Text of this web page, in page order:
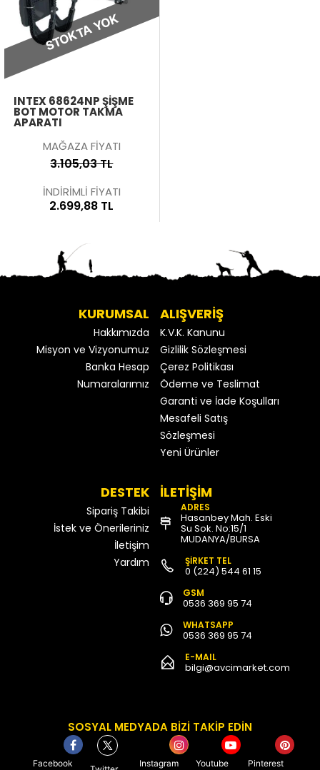
STOKTA YOK
INTEX 68624NP ŞIŞME
BOT MOTOR TAKMA
APARATI
MAĞAZA FİYATI
3.105,03 TL
İNDİRİMLİ FİYATI
2.699,88 TL
KURUMSAL
Hakkımızda
Misyon ve Vizyonumuz
Banka Hesap
Numaralarımız
ALIŞVERİŞ
K.V.K. Kanunu
Gizlilik Sözleşmesi
Çerez Politikası
Ödeme ve Teslimat
Garanti ve İade Koşulları
Mesafeli Satış
Sözleşmesi
Yeni Ürünler
DESTEK
Sipariş Takibi
İstek ve Önerileriniz
İletişim
Yardım
İLETİŞİM
ADRES
Hasanbey Mah. Eski
Su Sok. No:15/1
MUDANYA/BURSA
ŞİRKET TEL
0 (224) 544 61 15
GSM
0536 369 95 74
WHATSAPP
0536 369 95 74
E-MAIL
bilgi@avcimarket.com
SOSYAL MEDYADA BİZİ TAKİP EDİN
Facebook Instagram Youtube Pinterest